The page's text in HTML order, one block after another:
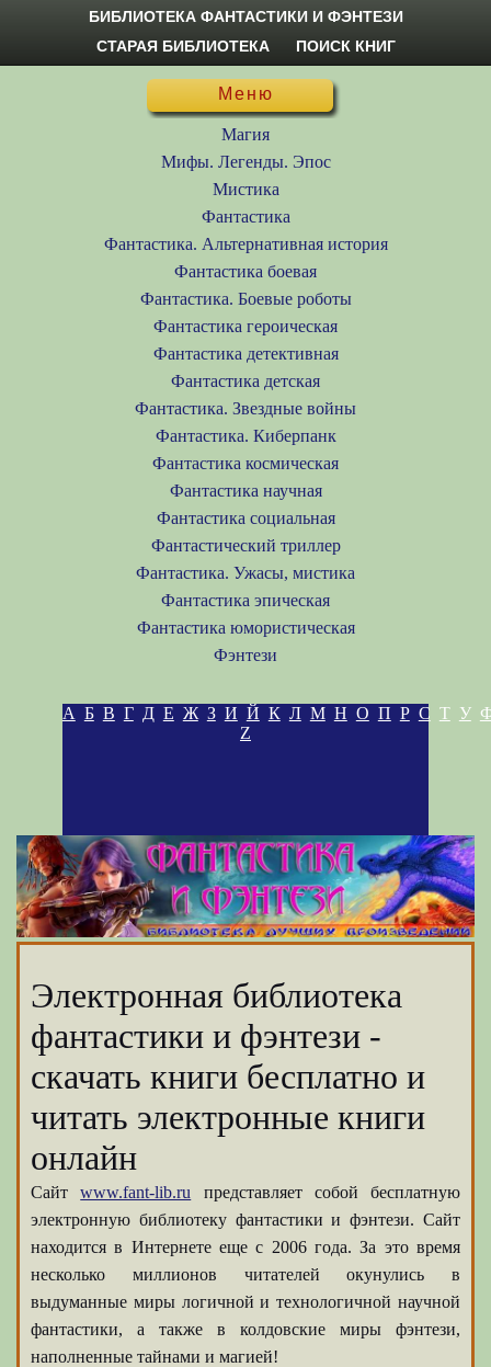
БИБЛИОТЕКА ФАНТАСТИКИ И ФЭНТЕЗИ
СТАРАЯ БИБЛИОТЕКА
ПОИСК КНИГ
Меню
Магия
Мифы. Легенды. Эпос
Мистика
Фантастика
Фантастика. Альтернативная история
Фантастика боевая
Фантастика. Боевые роботы
Фантастика героическая
Фантастика детективная
Фантастика детская
Фантастика. Звездные войны
Фантастика. Киберпанк
Фантастика космическая
Фантастика научная
Фантастика социальная
Фантастический триллер
Фантастика. Ужасы, мистика
Фантастика эпическая
Фантастика юмористическая
Фэнтези
А Б В Г Д Е Ж З И Й К Л М Н О П Р С Т У
Z
Электронная библиотека
фантастики и фэнтези -
скачать книги бесплатно и
читать электронные книги
онлайн
Сайтwww.fant-lib.ru представляет собой бесплатную
электронную библиотеку фантастики и фэнтези. Сайт
находится в Интернете еще с 2006 года. За это время
несколько миллионов читателей окунулись в
выдуманные миры логичной и технологичной научной
фантастики, а также в колдовские миры фэнтези,
наполненные тайнами и магией!